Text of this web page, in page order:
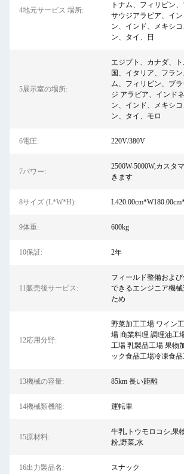
4地元サービス 場所:
トナム、フィリピン
サウジアラビア、イ
ン、インド、メキシ
ン、タイ、日
5展示室の場所:
エジプト、カナダ、
国、イタリア、フラ
ム、フィリピン、ブ
ジ アラビア、インド
ン、インド、メキシ
ン、タイ、モロ
6電圧: 220V/380V
7パワー:
2500W-5000W,カスタ
きます
8サイズ (L*W*H):
9体重: 600kg
10保証: 2年
11販売後サービス:
フィールド整備およ
できるエンジニア機
ため
12応用分野:
野菜加工工場 ワイン
場 商業料理 調理油工
工場 乳製品工場 果物
ック食品工場冷凍食
13機械の容量: 85km 長い距離
14機械類機能: 運転車
15原材料:
牛乳,トウモロコシ,果
粉,野菜,水
16出力製品名: スナック